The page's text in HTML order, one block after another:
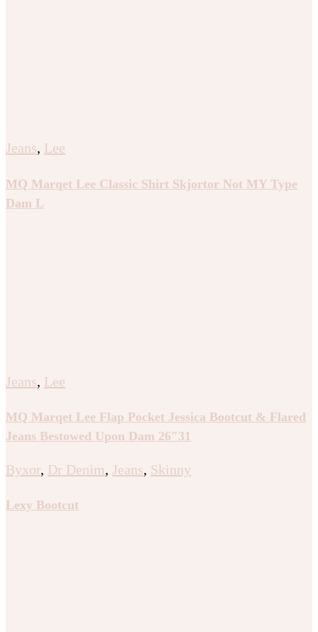
Jeans, Lee
MQ Marqet Lee Classic Shirt Skjortor Not MY Type
Dam L
Jeans, Lee
MQ Marqet Lee Flap Pocket Jessica Bootcut & Flared
Jeans Bestowed Upon Dam 26″31
Byxor, Dr Denim, Jeans, Skinny
Lexy Bootcut